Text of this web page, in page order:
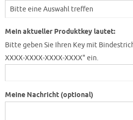
Mein aktueller Produktkey lautet:
Bitte geben Sie Ihren Key mit
XXXX-XXXX-XXXX-XXXX" ein.
Meine Nachricht (optional)